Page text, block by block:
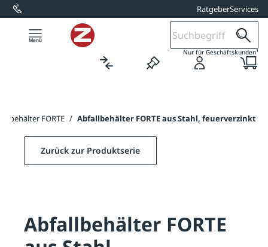
springen RatgeberServices
Nur für Geschäftskunden1
FORTE / Abfallbehälter FORTE aus Stahl, feuerverzinkt
Zurück zur Produktserie
Abfallbehälter FORTE